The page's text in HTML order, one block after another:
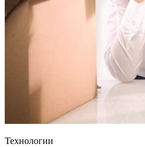
Технологии